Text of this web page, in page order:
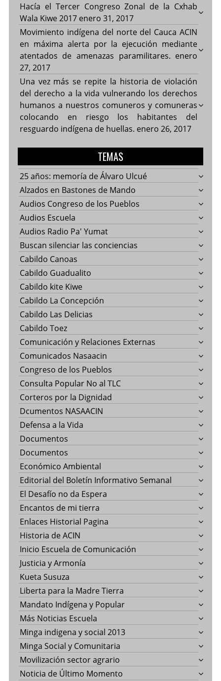
Hacía el Tercer Congreso Zonal de la Cxhab
Wala Kiwe 2017 enero 31, 2017
Movimiento indígena del norte del Cauca ACIN
en máxima alerta por la ejecución mediante
atentados de amenazas paramilitares. enero
27, 2017
Una vez más se repite la historia de violación
del derecho a la vida vulnerando los derechos
humanos a nuestros comuneros y comuneras
colocando en riesgo los habitantes del
resguardo indígena de huellas. enero 26, 2017
TEMAS
25 años: memoría de Álvaro Ulcué
Alzados en Bastones de Mando
Audios Congreso de los Pueblos
Audios Escuela
Audios Radio Pa' Yumat
Buscan silenciar las conciencias
Cabildo Canoas
Cabildo Guadualito
Cabildo kite Kiwe
Cabildo La Concepción
Cabildo Las Delicias
Cabildo Toez
Comunicación y Relaciones Externas
Comunicados Nasaacin
Congreso de los Pueblos
Consulta Popular No al TLC
Corteros por la Dignidad
Dcumentos NASAACIN
Defensa a la Vida
Documentos
Documentos
Económico Ambiental
Editorial del Boletín Informativo Semanal
El Desafío no da Espera
Encantos de mi tierra
Enlaces Historial Pagina
Historia de ACIN
Inicio Escuela de Comunicación
Justicia y Armonía
Kueta Susuza
Liberta para la Madre Tierra
Mandato Indígena y Popular
Más Noticias Escuela
Minga indigena y social 2013
Minga Social y Comunitaria
Movilización sector agrario
Noticia de Último Momento